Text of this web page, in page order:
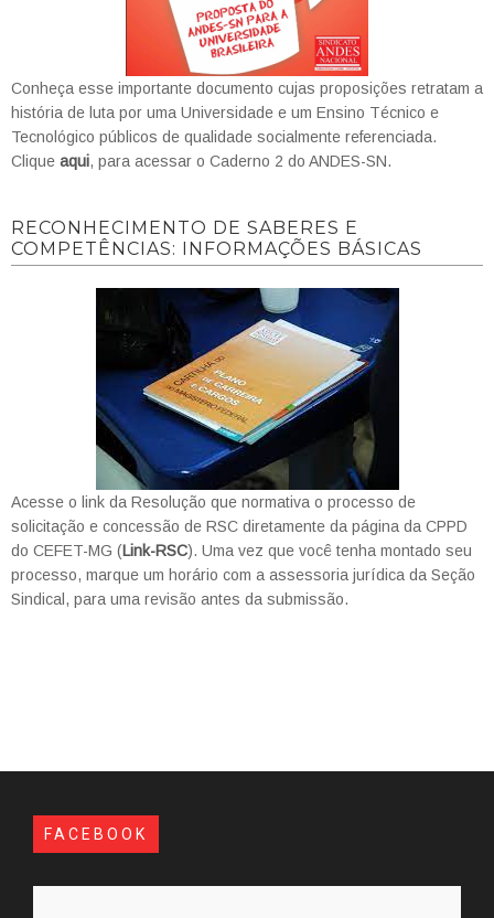
Conheça esse importante documento cujas proposições retratam a
história de luta por uma Universidade e um Ensino Técnico e
Tecnológico públicos de qualidade socialmente referenciada.
Clique aqui, para acessar o Caderno 2 do ANDES-SN.
RECONHECIMENTO DE SABERES E
COMPETÊNCIAS: INFORMAÇÕES BÁSICAS
Acesse o link da Resolução que normativa o processo de
solicitação e concessão de RSC diretamente da página da CPPD
do CEFET-MG (Link-RSC). Uma vez que você tenha montado seu
processo, marque um horário com a assessoria jurídica da Seção
Sindical, para uma revisão antes da submissão.
FACEBOOK